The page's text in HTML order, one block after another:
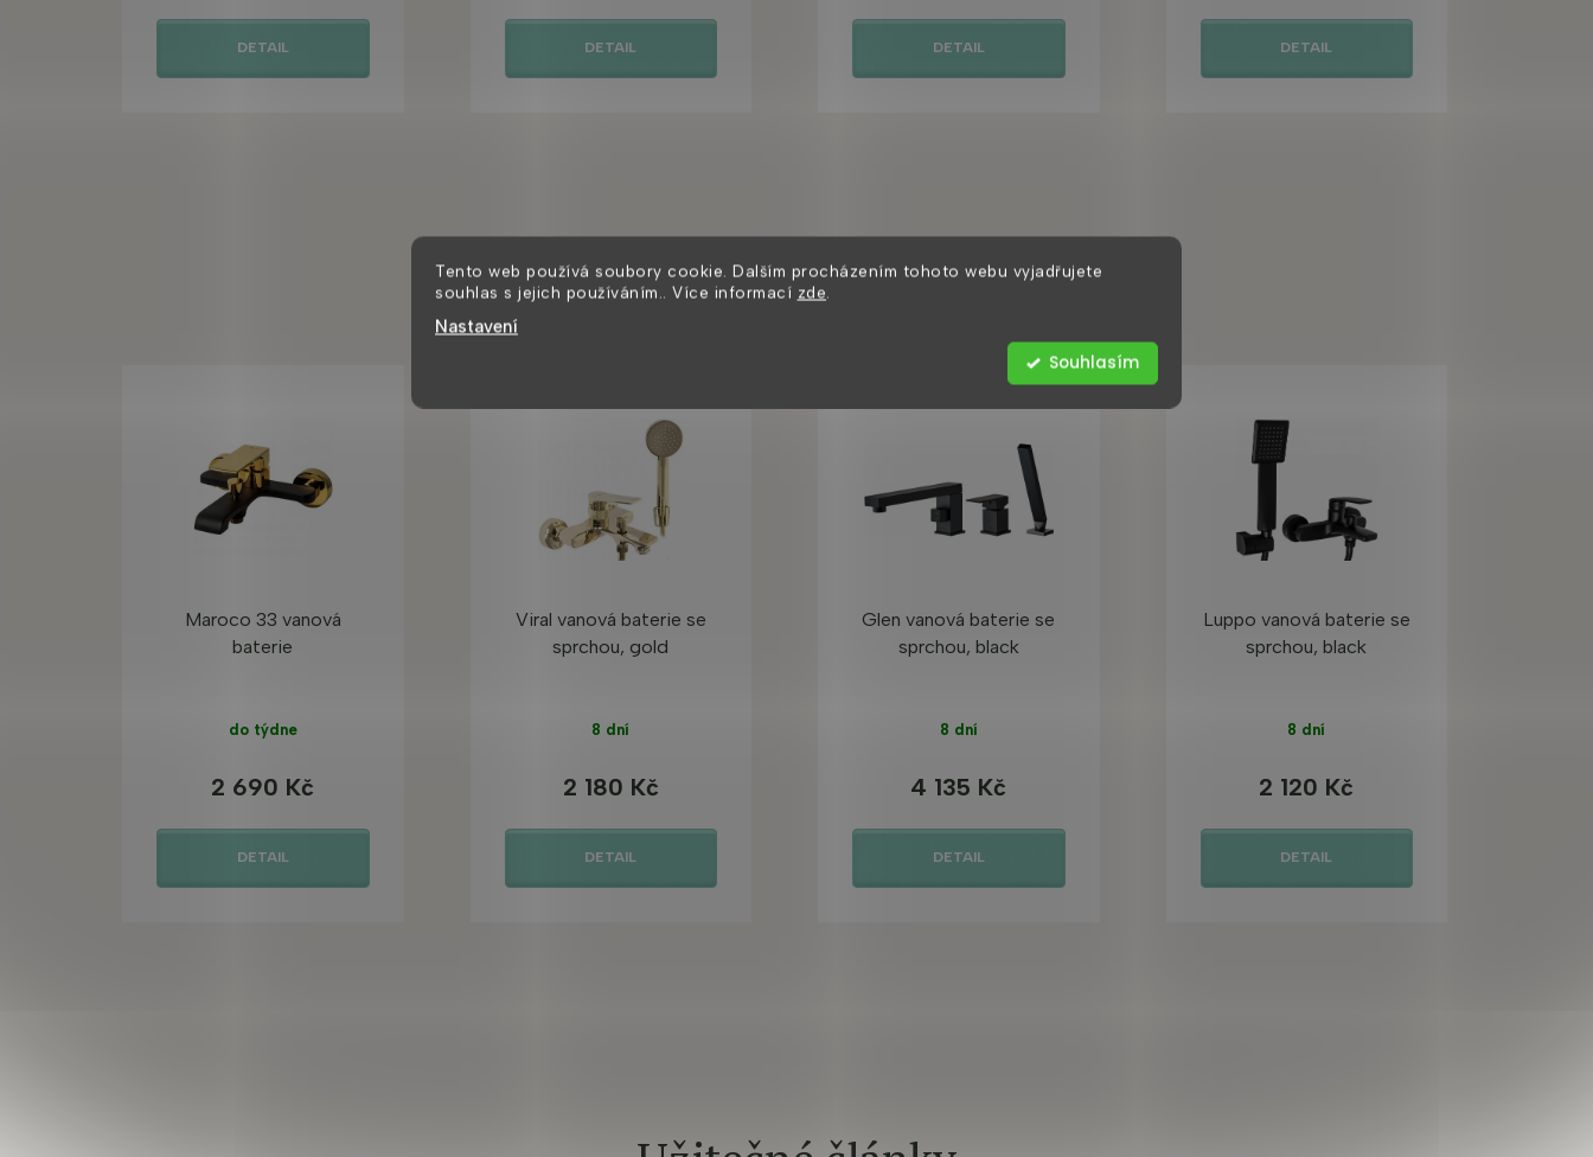
Tento web používá soubory cookie. Dalším procházením tohoto webu vyjadřujete
souhlas s jejich používáním.. Více informací zde.
Nastavení
Souhlasím
DETAIL DETAIL DETAIL DETAIL
Mohlo by se vám také líbit
Maroco 33 vanová
baterie
do týdne
2 690 Kč
DETAIL
Viral vanová baterie se
sprchou, gold
8 dní
2 180 Kč
DETAIL
Glen vanová baterie se
sprchou, black
8 dní
4 135 Kč
DETAIL
Luppo vanová baterie se
sprchou, black
8 dní
2 120 Kč
DETAIL